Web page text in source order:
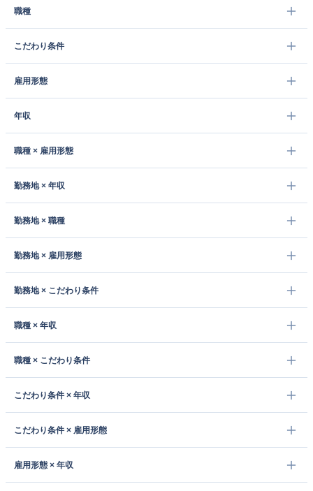
職種
こだわり条件
雇用形態
年収
職種 × 雇用形態
勤務地 × 年収
勤務地 × 職種
勤務地 × 雇用形態
勤務地 × こだわり条件
職種 × 年収
職種 × こだわり条件
こだわり条件 × 年収
こだわり条件 × 雇用形態
雇用形態 × 年収